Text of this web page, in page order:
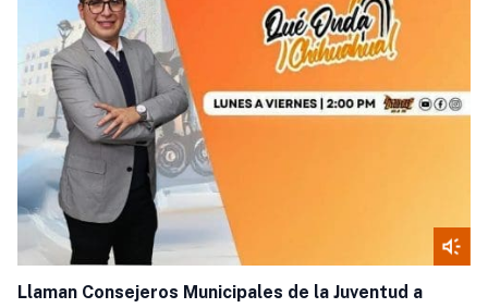
Llaman Consejeros Municipales de la Juventud a